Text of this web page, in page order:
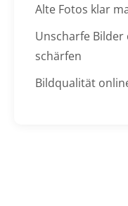
Alte Fotos klar
Unscharfe
schärfen
Bildqualität